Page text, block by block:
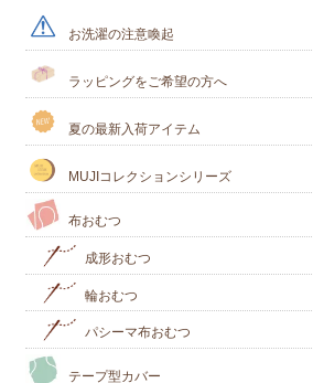
お洗濯の注意喚起
ラッピングをご希望の方へ
夏の最新入荷アイテム
MUJIコレクションシリーズ
布おむつ
成形おむつ
輪おむつ
パシーマ布おむつ
テープ型カバー